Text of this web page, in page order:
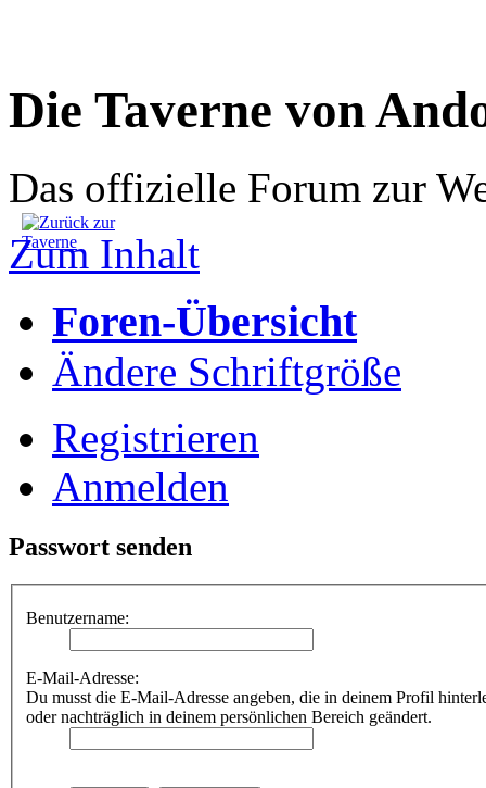
Die Taverne von
Das offizielle Forum zur
Zum Inhalt
Foren-Übersicht
Ändere Schriftgröße
Registrieren
Anmelden
Passwort senden
Benutzername:
E-Mail-Adresse:
Du musst die E-Mail-Adresse angeben, die in deinem Profil
oder nachträglich in deinem persönlichen Bereich geändert.